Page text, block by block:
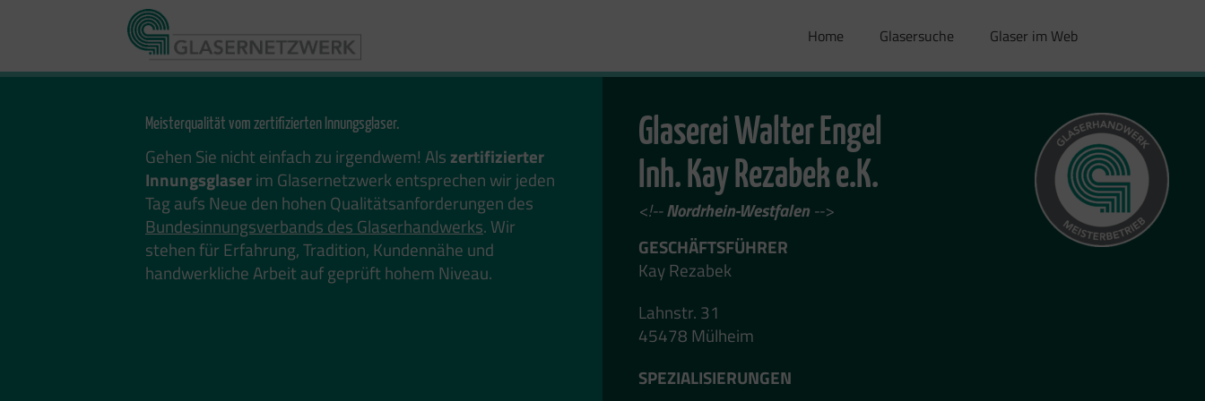
Home Glasersuche Glaser im Web
Meisterqualität vom zertifizierten Innungsglaser.
Gehen Sie nicht einfach zu irgendwem! Als zertifizierter
Innungsglaserim Glasernetzwerk entsprechen wir jeden
Tag aufs Neue den hohen Qualitätsanforderungen des
Bundesinnungsverbands des Glaserhandwerks. Wir
stehen für Erfahrung, Tradition, Kundennähe und
handwerkliche Arbeit auf geprüft hohem Niveau.
Glaserei Walter Engel
Inh. Kay Rezabek e.K.
<!--Nordrhein-Westfalen -->
GESCHÄFTSFÜHRER
Kay Rezabek
Lahnstr. 31
45478 Mülheim
SPEZIALISIERUNGEN